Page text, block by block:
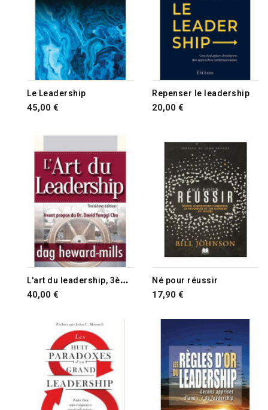
Le Leadership
45,00 €
Repenser le leadership
20,00 €
L
'art du leadership, 3ème édition, avant propos de David Yonggi Cho
40,00 €
Né pour réussir
17,90 €